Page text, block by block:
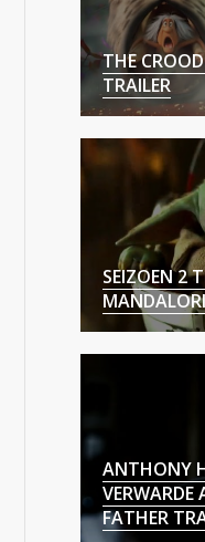
THE
TRAILER
SEIZOEN 2
ANTHONY
FATHER